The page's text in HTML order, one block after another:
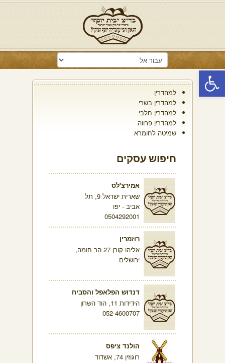
פתח סרגל נגישות
למהדרין
למהדרין בשרי
למהדרין חלבי
למהדרין פרווה
שמיטה לחומרא
חיפוש עסקים
אמירצ'לס
שארית ישראל 9, תל
אביב - יפו
0504292001
רוזמרין
אליהו קורן 27 הר חומה,
ירושלים
דנדוש הפלאפל והסביח
הידידות 11, הוד השרון
052-4600707
הולנד ציפס
רוגוזין 74, אשדוד